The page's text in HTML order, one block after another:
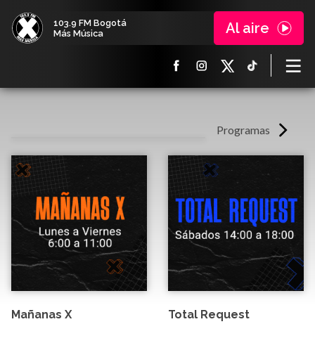
103.9 FM Bogotá
Más Música
Al aire
Programas
Mañanas X Total Request